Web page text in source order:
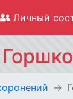
Личный